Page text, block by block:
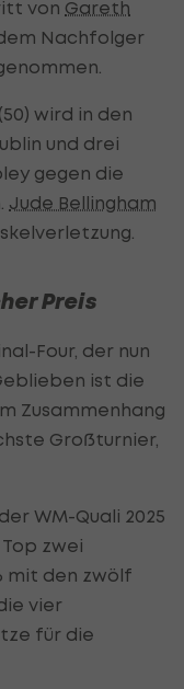
von Gareth
Nachfolger
wird in den
und drei
gegen die
Jude Bellingham
Preis
Four, der nun
ist die
Zusammenhang
Großturnier,
WM-Quali 2025
zwei
mit den zwölf
vier
für die